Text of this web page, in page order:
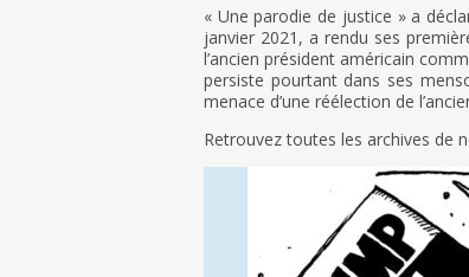
« Une parodie de justice » a
janvier 2021, a rendu ses
l’ancien président américain
persiste pourtant dans ses
menace d’une réélection de
Retrouvez toutes les archives de